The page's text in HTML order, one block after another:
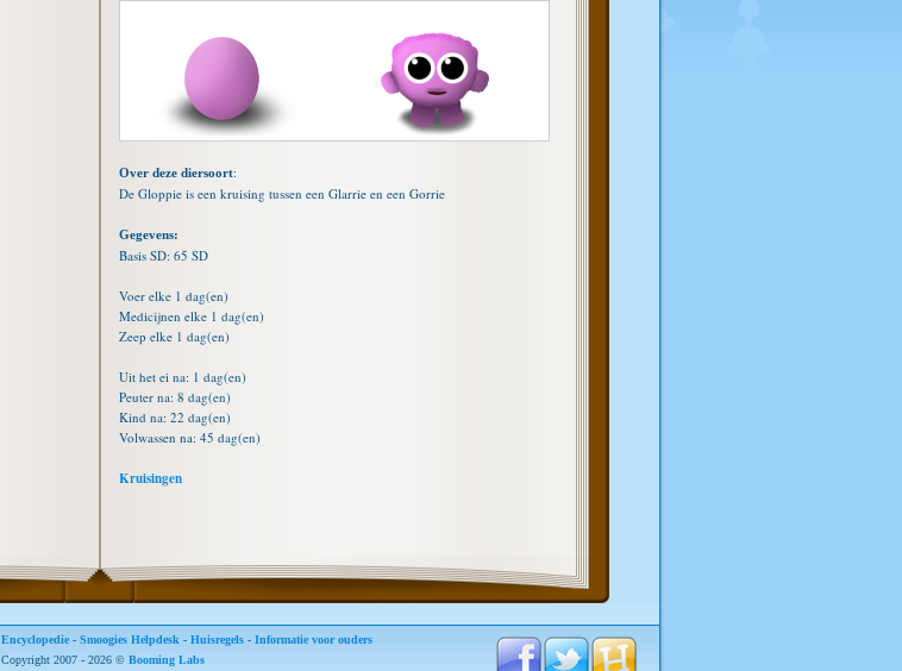
Over deze diersoort:
De Gloppie is een kruising tussen een Glarrie en een Gorrie
Gegevens:
Basis SD: 65 SD
Voer elke 1 dag(en)
Medicijnen elke 1 dag(en)
Zeep elke 1 dag(en)
Uit het ei na: 1 dag(en)
Peuter na: 8 dag(en)
Kind na: 22 dag(en)
Volwassen na: 45 dag(en)
Kruisingen
Encyclopedie- Smoogies Helpdesk - Huisregels- Informatie voor ouders
Copyright 2007 - 2026 © Booming Labs